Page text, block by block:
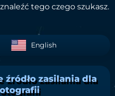
tego czego szukasz.
English
źródło zasilania dla